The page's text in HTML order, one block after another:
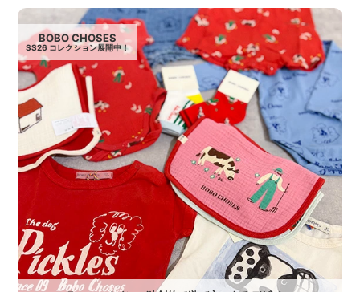
BOBO CHOSES
SS26 コレクション展開中！